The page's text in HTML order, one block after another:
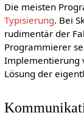
Die meisten
Typisierung. Bei
rudimentär der
Programmierer
Implementierung
Lösung der